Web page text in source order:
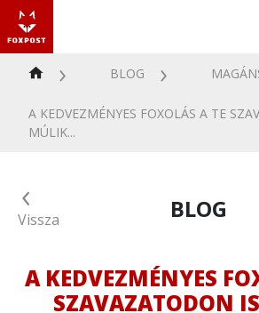
BLOG
A KEDVEZMÉNYES FOXOLÁS A TE
MÚLIK...
Vissza BLOG
A KEDVEZMÉNYES
SZAVAZATODON